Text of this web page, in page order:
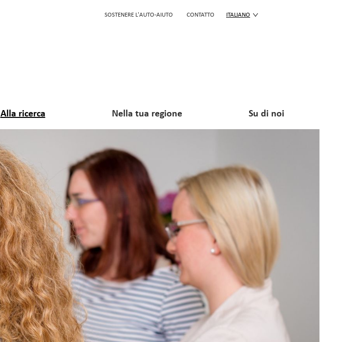
SOSTENERE L'AUTO-AIUTO CONTATTO ITALIANO
Alla ricerca Nella tua regione Su di noi